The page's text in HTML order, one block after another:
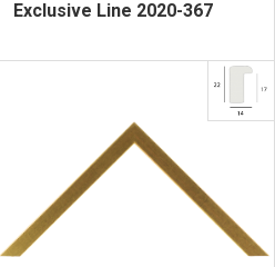
Exclusive Line 2020-367